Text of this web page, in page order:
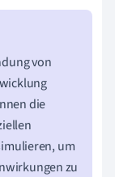
von
die
um
zu